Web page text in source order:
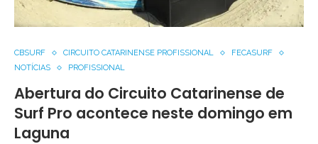
CBSURF CIRCUITO CATARINENSE PROFISSIONAL
FECASURF
NOTÍCIAS
PROFISSIONAL
Abertura do Circuito Catarinense de
Surf Pro acontece neste domingo em
Laguna